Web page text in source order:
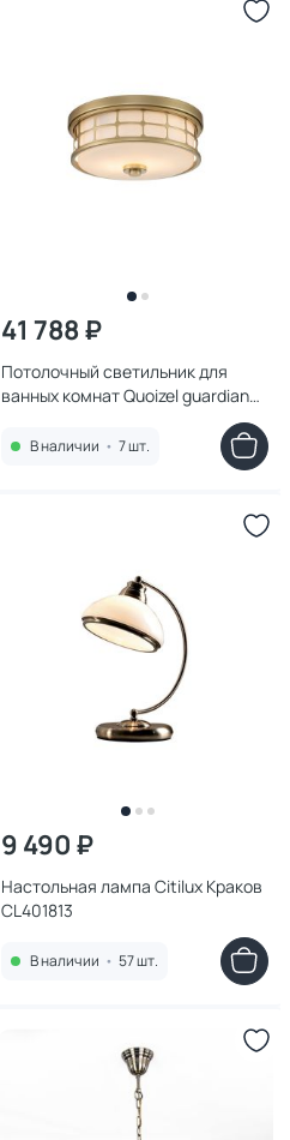
41 788 ₽
Потолочный светильник для
ванных комнат Quoizel guardian
60W E27 IP44 QZ-GUARDIAN-F-
PNBRВ наличии • 7 шт.
9 490 ₽
Настольная лампа Citilux Краков
CL401813
В наличии • 57 шт.